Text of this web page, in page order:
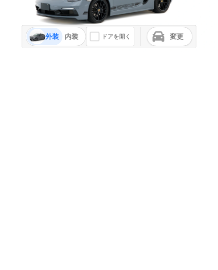
外装 内装 ドアを開く 変更